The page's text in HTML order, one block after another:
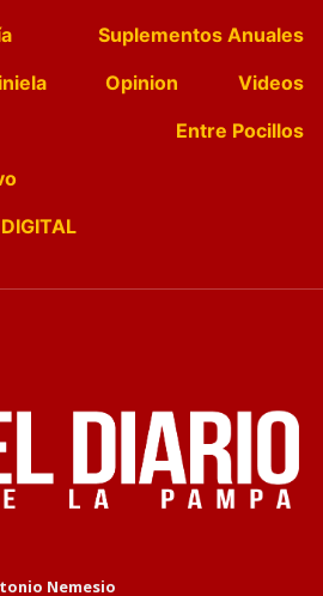
Suplementos Anuales
Opinion
Videos
Entre Pocillos
Nemesio